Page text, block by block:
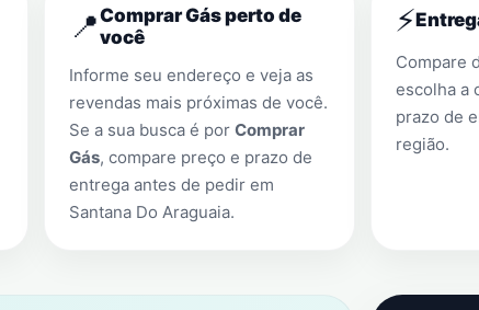
📍Comprar Gás perto de
você
Informe seu endereço e veja as
revendas mais próximas de você.
Se a sua busca é por Comprar
Gás, compare preço e prazo de
entrega antes de pedir em
Santana Do Araguaia.
⚡
Compare
escolha a
prazo de
região.